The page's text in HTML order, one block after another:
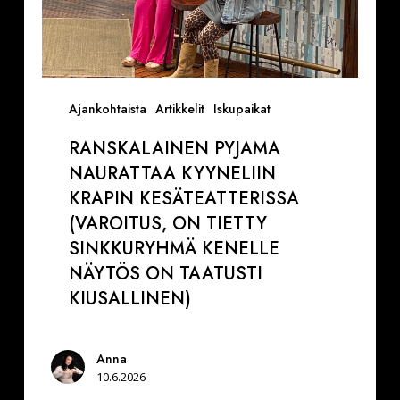
Ajankohtaista Artikkelit Iskupaikat
KENELLE
NÄYTÖS
ON
TAATUSTI
KIUSALLINEN)
RANSKALAINEN PYJAMA
NAURATTAA KYYNELIIN
KRAPIN KESÄTEATTERISSA
(VAROITUS, ON TIETTY
SINKKURYHMÄ KENELLE
NÄYTÖS ON TAATUSTI
KIUSALLINEN)
Anna
10.6.2026